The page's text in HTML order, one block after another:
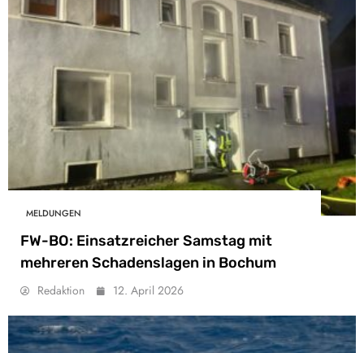
MELDUNGEN
FW-BO: Einsatzreicher Samstag mit
mehreren Schadenslagen in Bochum
Redaktion 12. April 2026